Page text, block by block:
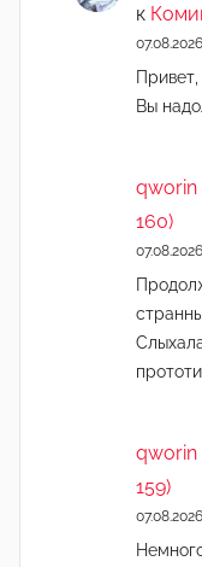
к
07.08.2026
Вы
qworin
160)
07.08.2026
qworin
159)
07.08.2026